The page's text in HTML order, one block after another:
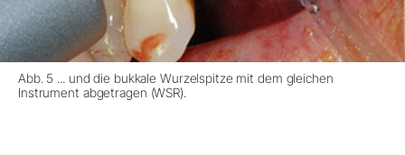
Abb. 5 ... und die bukkale Wurzelspitze mit dem gleichen
Instrument abgetragen (WSR).